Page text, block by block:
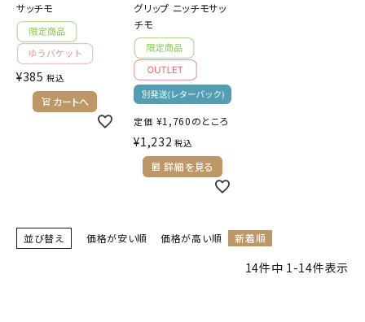
サッチモ
¥385 税込
カートへ
グリップ ニッチモサッ
チモ
定価 ¥1,760のところ
¥1,232 税込
詳細を見る
並び替え 価格が安い順 価格が高い順 新着順
14件中 1-14件表示